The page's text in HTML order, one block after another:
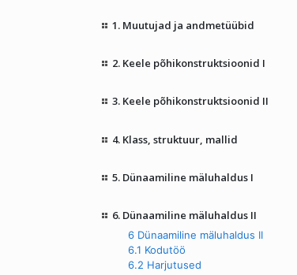
1. Muutujad ja andmetüübid
2. Keele põhikonstruktsioonid I
3. Keele põhikonstruktsioonid II
4. Klass, struktuur, mallid
5. Dünaamiline mäluhaldus I
6. Dünaamiline mäluhaldus II
6 Dünaamiline mäluhaldus II
6.1 Kodutöö
6.2 Harjutused